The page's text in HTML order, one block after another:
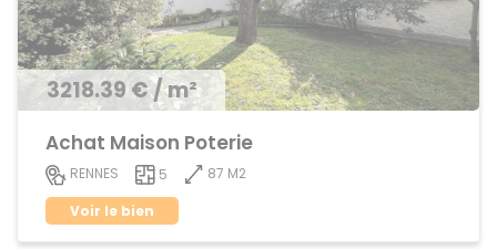
3218.39 € / m²
Achat Maison Poterie
RENNES 5
87 M2
Voir le bien